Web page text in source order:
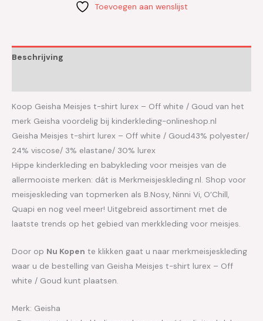
Toevoegen aan wenslijst
Beschrijving
Koop Geisha Meisjes t-shirt lurex – Off white / Goud van het
merk Geisha voordelig bij kinderkleding-onlineshop.nl
Geisha Meisjes t-shirt lurex – Off white / Goud43% polyester/
24% viscose/ 3% elastane/ 30% lurex
Hippe kinderkleding en babykleding voor meisjes van de
allermooiste merken: dát is Merkmeisjeskleding.nl. Shop voor
meisjeskleding van topmerken als B.Nosy, Ninni Vi, O’Chill,
Quapi en nog veel meer! Uitgebreid assortiment met de
laatste trends op het gebied van merkkleding voor meisjes.
Door op Nu Kopen te klikken gaat u naar merkmeisjeskleding
waar u de bestelling van Geisha Meisjes t-shirt lurex – Off
white / Goud kunt plaatsen.
Merk: Geisha